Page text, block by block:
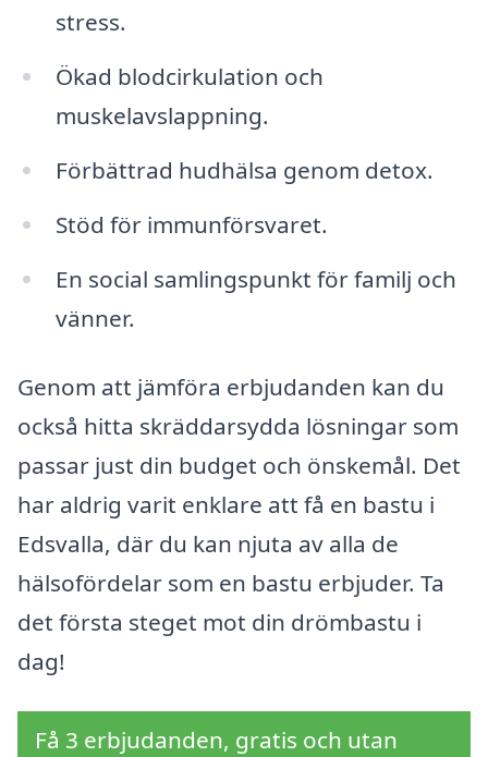
stress.
Ökad blodcirkulation och
muskelavslappning.
Förbättrad hudhälsa genom detox.
Stöd för immunförsvaret.
En social samlingspunkt för familj och
vänner.
Genom att jämföra erbjudanden kan du
också hitta skräddarsydda lösningar som
passar just din budget och önskemål. Det
har aldrig varit enklare att få en bastu i
Edsvalla, där du kan njuta av alla de
hälsofördelar som en bastu erbjuder. Ta
det första steget mot din drömbastu i
dag!
Få 3 erbjudanden, gratis och utan